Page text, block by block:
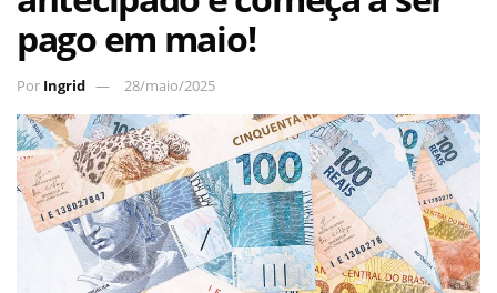
pago em maio!
Por Ingrid 28/maio/2025